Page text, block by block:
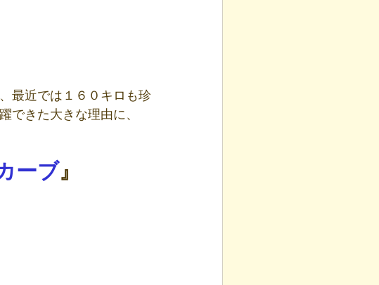
最近では１６０キロも珍
できた大きな理由に、
ーブ』